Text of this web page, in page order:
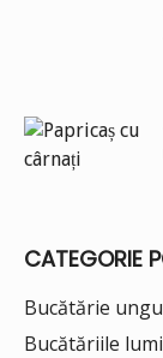
CATEGORIE
Bucătărie
Bucătăriile